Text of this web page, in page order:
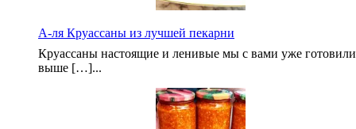
А-ля Круассаны из лучшей пекарни
Круассаны настоящие и ленивые мы с вами уже
выше […]...